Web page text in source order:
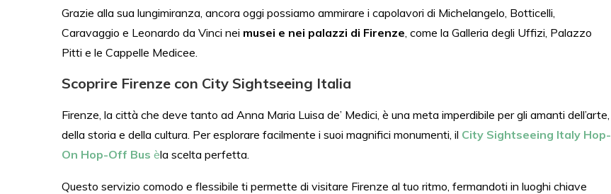
Grazie alla sua lungimiranza, ancora oggi possiamo ammirare i capolavori di Michelangelo, Botticelli,
Caravaggio e Leonardo da Vinci nei musei e nei palazzi di Firenze, come la Galleria degli Uffizi, Palazzo
Pitti e le Cappelle Medicee.
Scoprire Firenze con City Sightseeing Italia
Firenze, la città che deve tanto ad Anna Maria Luisa de’ Medici, è una meta imperdibile per gli amanti dell’arte,
della storia e della cultura. Per esplorare facilmente i suoi magnifici monumenti, il City Sightseeing Italy Hop-
On Hop-Off Bus èla scelta perfetta.
Questo servizio comodo e flessibile ti permette di visitare Firenze al tuo ritmo, fermandoti in luoghi chiave